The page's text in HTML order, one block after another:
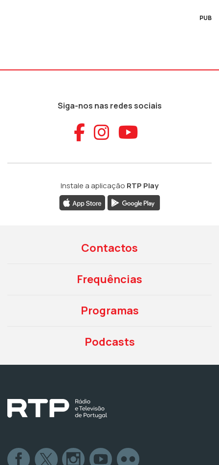
PUB
Siga-nos nas redes sociais
Aceder ao
Aceder ao
Aceder
Instale a aplicação RTP Play
Contactos
Frequências
Programas
Podcasts